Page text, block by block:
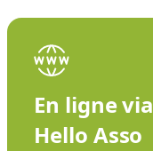
En ligne via
Hello Asso